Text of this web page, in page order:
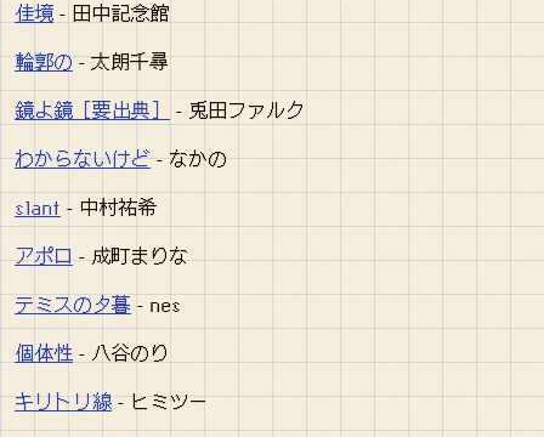
佳境 - 田中記念館
輪郭の- 太朗千尋
鏡よ鏡［要出典］ - 兎田ファルク
わからないけど- なかの
slant - 中村祐希
アポロ- 成町まりな
テミスの夕暮 - nes
個体性 - 八谷のり
キリトリ線- ヒミツー